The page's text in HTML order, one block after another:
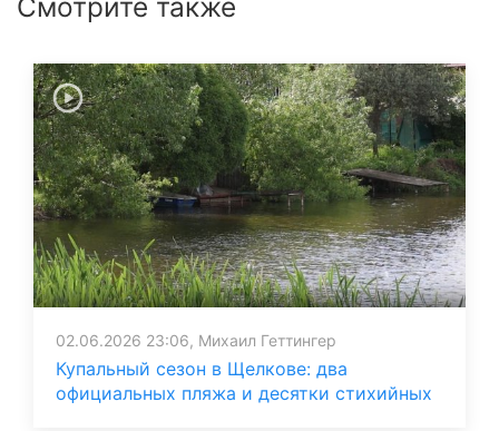
Смотрите также
02.06.2026 23:06, Михаил Геттингер
Купальный сезон в Щелкове: два
официальных пляжа и десятки стихийных